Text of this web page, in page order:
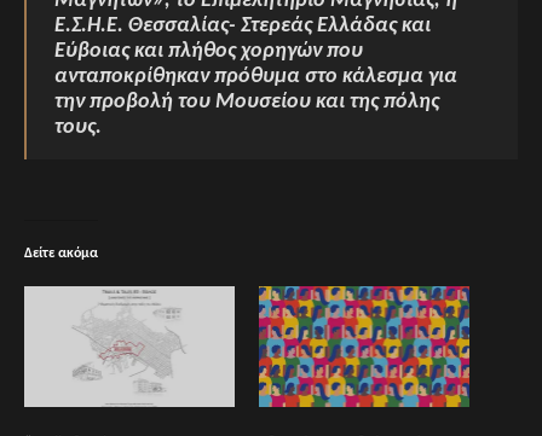
Ε.Σ.Η.Ε. Θεσσαλίας- Στερεάς Ελλάδας και
Εύβοιας και πλήθος χορηγών που
ανταποκρίθηκαν πρόθυμα στο κάλεσμα για
την προβολή του Μουσείου και της πόλης
τους.
Δείτε ακόμα